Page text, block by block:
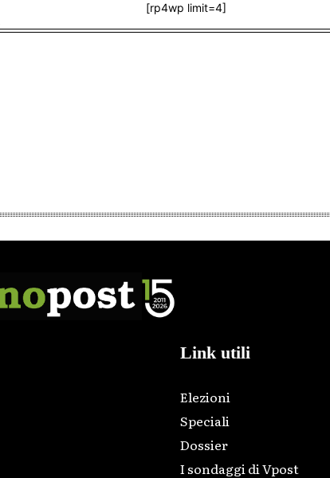
[rp4wp limit=4]
Link utili
Elezioni
Speciali
Dossier
I sondaggi di Vpost